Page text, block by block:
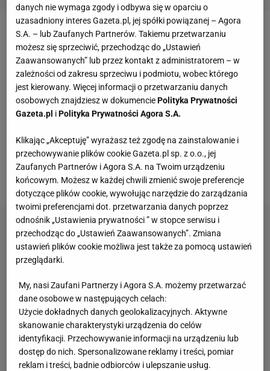
W trakcie piątkowej gali Absolute Championship
Akhmat 124 zmierzyli się ze sobą Altynbek
Mamaszew i Wasilij Kuroczkin.Walkazakończyła się
w drugiej rundzie, gdy na niespełna trzy minuty do
końca Kuroczkin postanowił postawić wszystko na
Żadne uderzenie nie zaszkodziło jednak Kirgizowi, a
w kontrze Mamaszew wykonał jedno, ale celne
uderzenie.
danych nie wymaga zgody i odbywa się w oparciu o
uzasadniony interes Gazeta.pl, jej spółki powiązanej – Agora
S.A. – lub Zaufanych Partnerów. Takiemu przetwarzaniu
możesz się sprzeciwić, przechodząc do „Ustawień
Zaawansowanych” lub przez kontakt z administratorem – w
zależności od zakresu sprzeciwu i podmiotu, wobec którego
jest kierowany. Więcej informacji o przetwarzaniu danych
osobowych znajdziesz w dokumenciePolityka Prywatności
Gazeta.pl iPolityka Prywatności Agora S.A.
Klikając „Akceptuję” wyrażasz też zgodę na zainstalowanie i
przechowywanie plików cookie Gazeta.pl sp. z o.o., jej
Zaufanych Partnerów i Agora S.A. na Twoim urządzeniu
końcowym. Możesz w każdej chwili zmienić swoje preferencje
dotyczące plików cookie, wywołując narzędzie do zarządzania
twoimi preferencjami dot. przetwarzania danych poprzez
odnośnik „Ustawienia prywatności ” w stopce serwisu i
przechodząc do „Ustawień Zaawansowanych”. Zmiana
ustawień plików cookie możliwa jest także za pomocą ustawień
przeglądarki.
My, nasi Zaufani Partnerzy i Agora S.A. możemy przetwarzać
dane osobowe w następujących celach:
Użycie dokładnych danych geolokalizacyjnych. Aktywne
skanowanie charakterystyki urządzenia do celów
identyfikacji. Przechowywanie informacji na urządzeniu lub
dostęp do nich. Spersonalizowane reklamy i treści, pomiar
reklam i treści, badnie odbiorców i ulepszanie usług.